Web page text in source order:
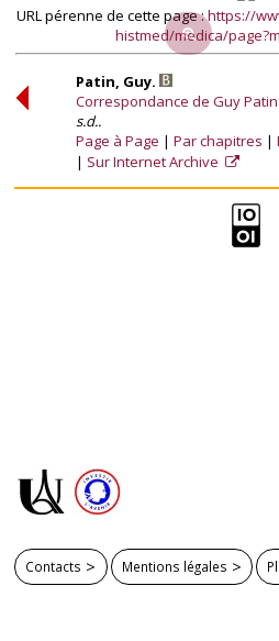
URL pérenne de cette page :https://
histmed/medica/
Patin, Guy.
Correspondance de Guy
s.d..
Page à Page
Par chapitres
Sur Internet Archive
Contacts Mentions légales